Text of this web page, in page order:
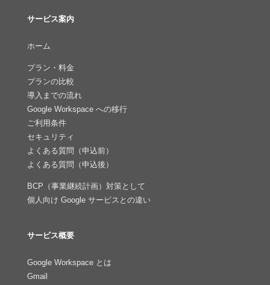
サービス案内
ホーム
プラン・料金
プランの比較
導入までの流れ
Google Workspace への移行
ご利用条件
セキュリティ
よくある質問（申込前）
よくある質問（申込後）
BCP（事業継続計画）対策として
個人向け Google サービスとの違い
サービス概要
Google Workspace とは
Gmail